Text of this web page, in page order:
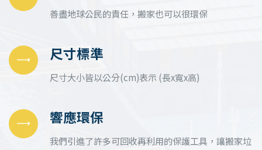
善盡地球公民的責任，搬家也可以很環保
尺寸標準
尺寸大小皆以公分(cm)表示 (長x寬x高)
響應環保
我們引進了許多可回收再利用的保護工具，讓搬家垃